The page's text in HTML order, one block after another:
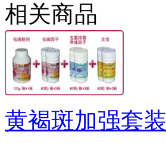
相关商品
黄褐斑加强套装